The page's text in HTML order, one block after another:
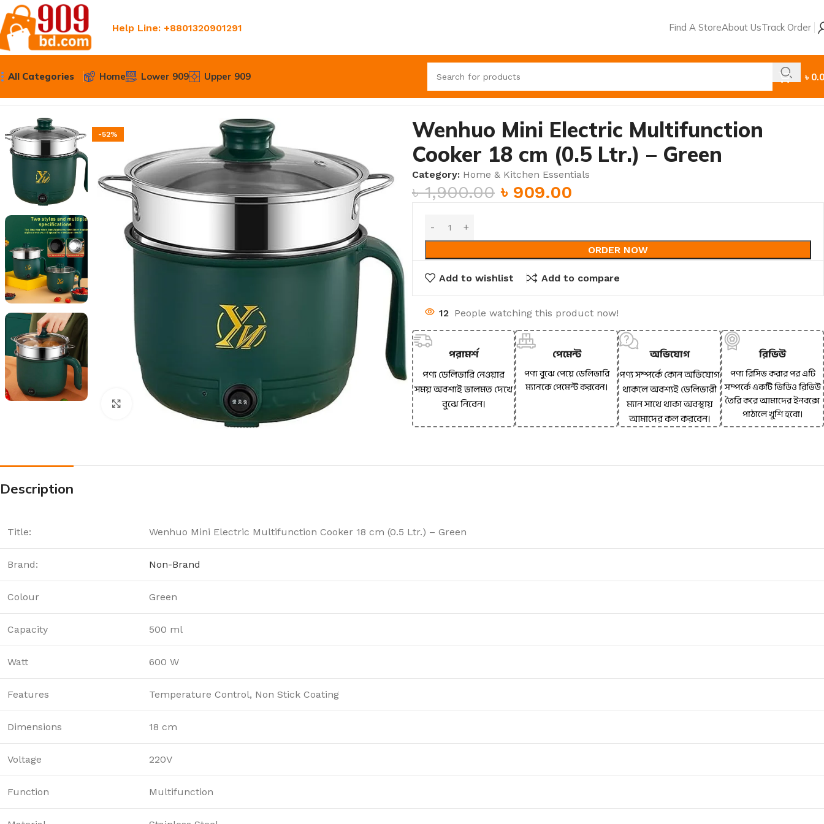
Help Line: +8801320901291 Find A StoreAbout UsTrack Order
All Categories Home Lower 909 Upper 909 ৳
Wenhuo Mini Electric Multifunction Cooker 18 cm (0.5 Ltr.) – Green
-52%
Click to enlarge
Wenhuo Mini Electric Multifunction
Cooker 18 cm (0.5 Ltr.) – Green
Category: Home & Kitchen Essentials
৳1,900.00 ৳ 909.00
ORDER NOW
Add to wishlist Add to compare
12 People watching this product now!
পরামর্শ
পণ্য ডেলিভারি নেওয়ার
সময় অবশ্যই ভালমত দেখে
বুঝে নিবেন।
পেমেন্ট
পণ্য বুঝে পেয়ে ডেলিভারি
ম্যানকে পেমেন্ট করবেন।
অভিযোগ
পণ্য সম্পর্কে কোন অভিযোগ
থাকলে অবশ্যই ডেলিভারী
ম্যান সাথে থাকা অবস্থায়
আমাদের কল করবেন।
রিভিউ
পণ্য রিসিভ করার পর এটি
সম্পর্কে একটি ভিডিও রিভিউ
তৈরি করে আমাদের ইনবক্সে
পাঠালে খুশি হবো।
Description
Title: Wenhuo Mini Electric Multifunction Cooker 18 cm (0.5 Ltr.) – Green
Brand: Non-Brand
Colour Green
Capacity 500 ml
Watt 600 W
Features Temperature Control, Non Stick Coating
Dimensions 18 cm
Voltage 220V
Function Multifunction